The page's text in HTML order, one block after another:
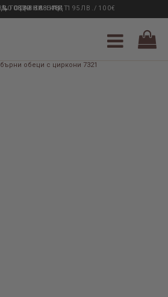
ГОДИНИ ОПИТНАД 195ЛВ./100€
0889 888 484
обеци с циркони 7321